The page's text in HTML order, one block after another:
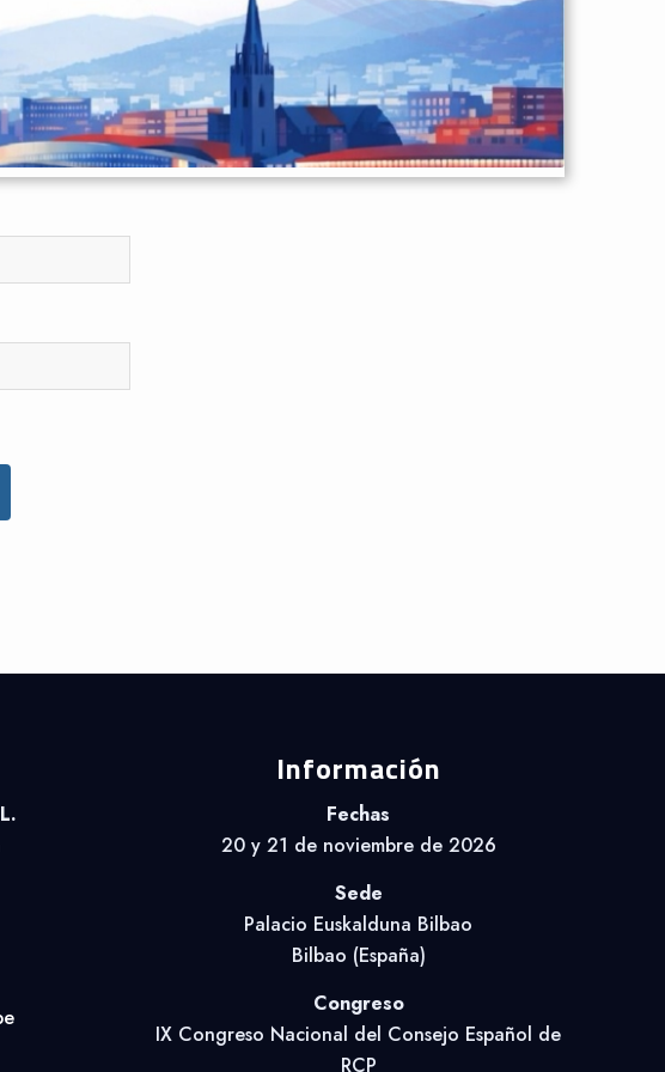
Información
Fechas
20 y 21 de noviembre de 2026
Sede
Palacio Euskalduna Bilbao
Bilbao (España)
Congreso
IX Congreso Nacional del Consejo Español de
RCP